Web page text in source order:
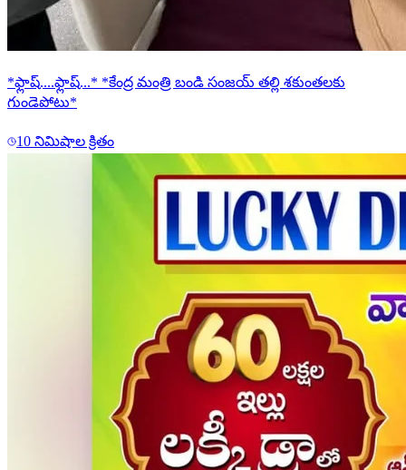
*ఫ్లాష్....ఫ్లాష్...* *కేంద్ర మంత్రి బండి సంజయ్ తల్లి శకుంతలకు
గుండెపోటు*
10 నిమిషాల క్రితం